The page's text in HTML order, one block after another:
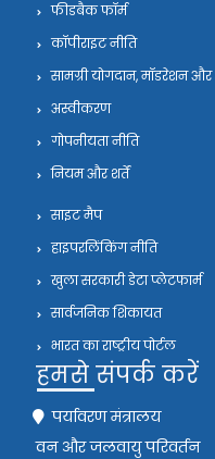
फीडबैक फॉर्म
कॉपीराइट नीति
सामग्री योगदान, मॉडरेशन
अस्वीकरण
गोपनीयता नीति
नियम और शर्तें
साइट मैप
हाइपरलिंकिंग नीति
खुला सरकारी डेटा प्लेटफार्म
सार्वजनिक शिकायत
भारत का राष्ट्रीय पोर्टल
हमसे संपर्क करें
पर्यावरण मंत्रालय
वन और जलवायु परिवर्तन